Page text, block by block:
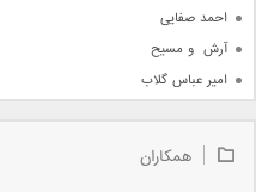
احمد صفایی
آرش  و مسیح
امیر عباس گلاب
امیر علی
همکاران